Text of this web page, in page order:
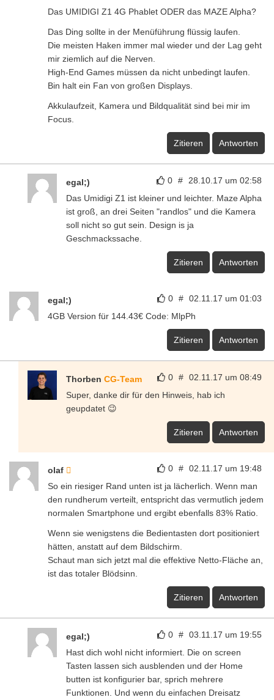
Das UMIDIGI Z1 4G Phablet ODER das MAZE Alpha?
Das Ding sollte in der Menüführung flüssig laufen.
Die meisten Haken immer mal wieder und der Lag geht
mir ziemlich auf die Nerven.
High-End Games müssen da nicht unbedingt laufen.
Bin halt ein Fan von großen Displays.
Akkulaufzeit, Kamera und Bildqualität sind bei mir im
Focus.
Zitieren Antworten
0 # 28.10.17 um 02:58
egal;)
Das Umidigi Z1 ist kleiner und leichter. Maze Alpha
ist groß, an drei Seiten "randlos" und die Kamera
soll nicht so gut sein. Design is ja
Geschmackssache.
Zitieren Antworten
0 # 02.11.17 um 01:03
egal;)
4GB Version für 144.43€ Code: MlpPh
Zitieren Antworten
0 # 02.11.17 um 08:49
Thorben CG-Team
Super, danke dir für den Hinweis, hab ich
geupdatet 😉
Zitieren Antworten
0 # 02.11.17 um 19:48
olaf
So ein riesiger Rand unten ist ja lächerlich. Wenn man
den rundherum verteilt, entspricht das vermutlich jedem
normalen Smartphone und ergibt ebenfalls 83% Ratio.
Wenn sie wenigstens die Bedientasten dort positioniert
hätten, anstatt auf dem Bildschirm.
Schaut man sich jetzt mal die effektive Netto-Fläche an,
ist das totaler Blödsinn.
Zitieren Antworten
0 # 03.11.17 um 19:55
egal;)
Hast dich wohl nicht informiert. Die on screen
Tasten lassen sich ausblenden und der Home
butten ist konfigurier bar, sprich mehrere
Funktionen. Und wenn du einfachen Dreisatz